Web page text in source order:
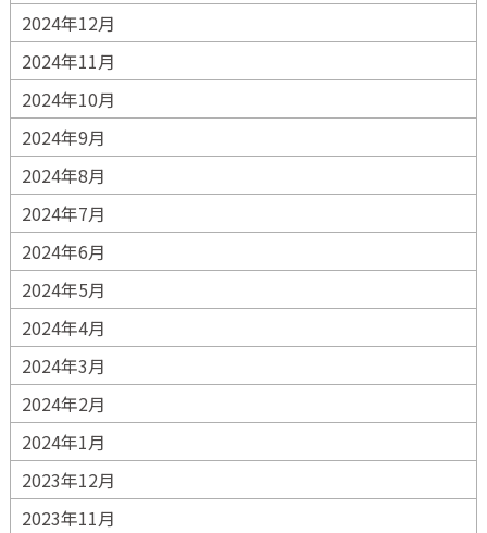
2024年12月
2024年11月
2024年10月
2024年9月
2024年8月
2024年7月
2024年6月
2024年5月
2024年4月
2024年3月
2024年2月
2024年1月
2023年12月
2023年11月